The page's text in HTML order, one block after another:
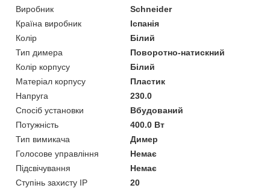
Виробник
Schneider
Країна виробник
Іспанія
Колір
Білий
Тип димера
Поворотно-натискний
Колір корпусу
Білий
Матеріал корпусу
Пластик
Напруга
230.0
Спосіб установки
Вбудований
Потужність
400.0 Вт
Тип вимикача
Димер
Голосове управління
Немає
Підсвічування
Немає
Ступінь захисту IP
20